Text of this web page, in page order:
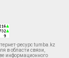
ресурс tumba.kz
в области связи,
информационного